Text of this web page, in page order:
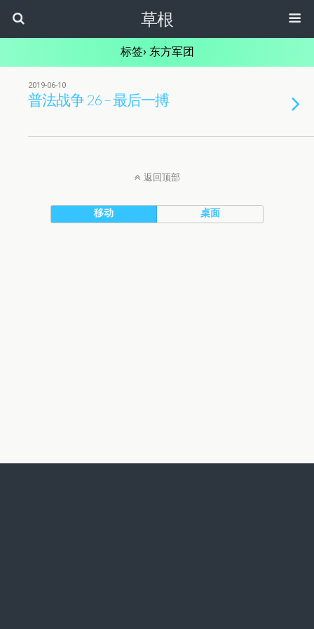
草根
标签› 东方军团
2019-06-10
普法战争 26 – 最后一搏
返回顶部
移动 桌面